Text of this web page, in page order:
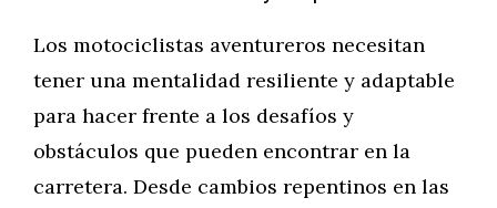
Los motociclistas aventureros necesitan
tener una mentalidad resiliente y adaptable
para hacer frente a los desafíos y
obstáculos que pueden encontrar en la
carretera. Desde cambios repentinos en las